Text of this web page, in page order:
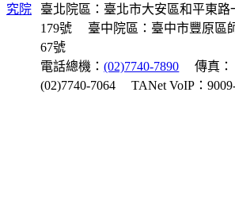
臺北院區：臺北市大安區和平東路
179號
臺中院區：臺中市豐原區
67號
電話總機：(02)7740-7890
傳真：
(02)7740-7064
TANet VoIP：